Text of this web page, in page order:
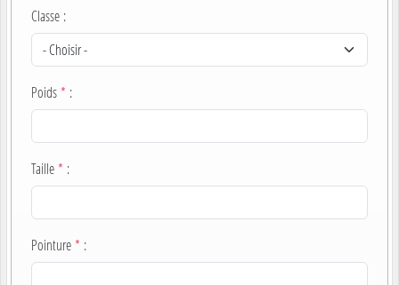
Classe :
Poids* :
Taille* :
Pointure* :